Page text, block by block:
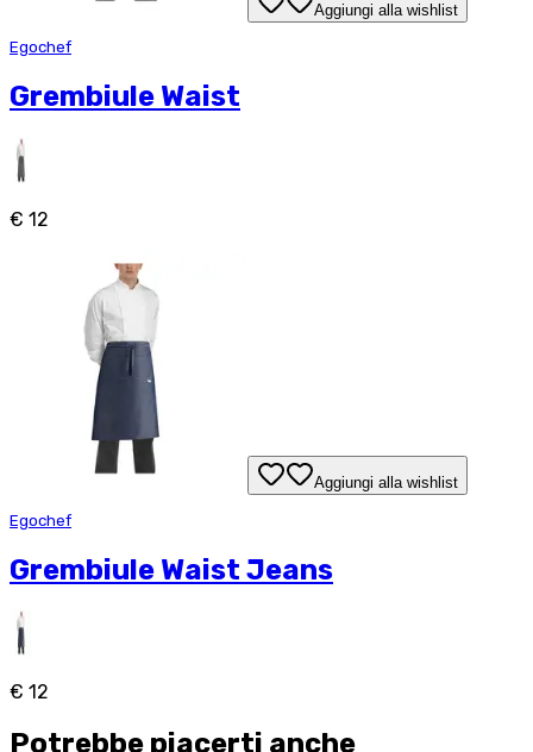
Aggiungi alla wishlist
Egochef
Grembiule Waist
€ 12
Aggiungi alla wishlist
Egochef
Grembiule Waist Jeans
€ 12
Potrebbe piacerti anche